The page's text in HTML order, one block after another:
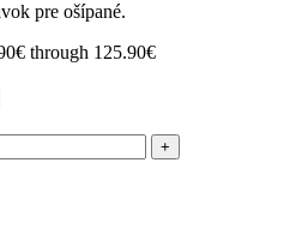
pre ošípané.
through 125.90€